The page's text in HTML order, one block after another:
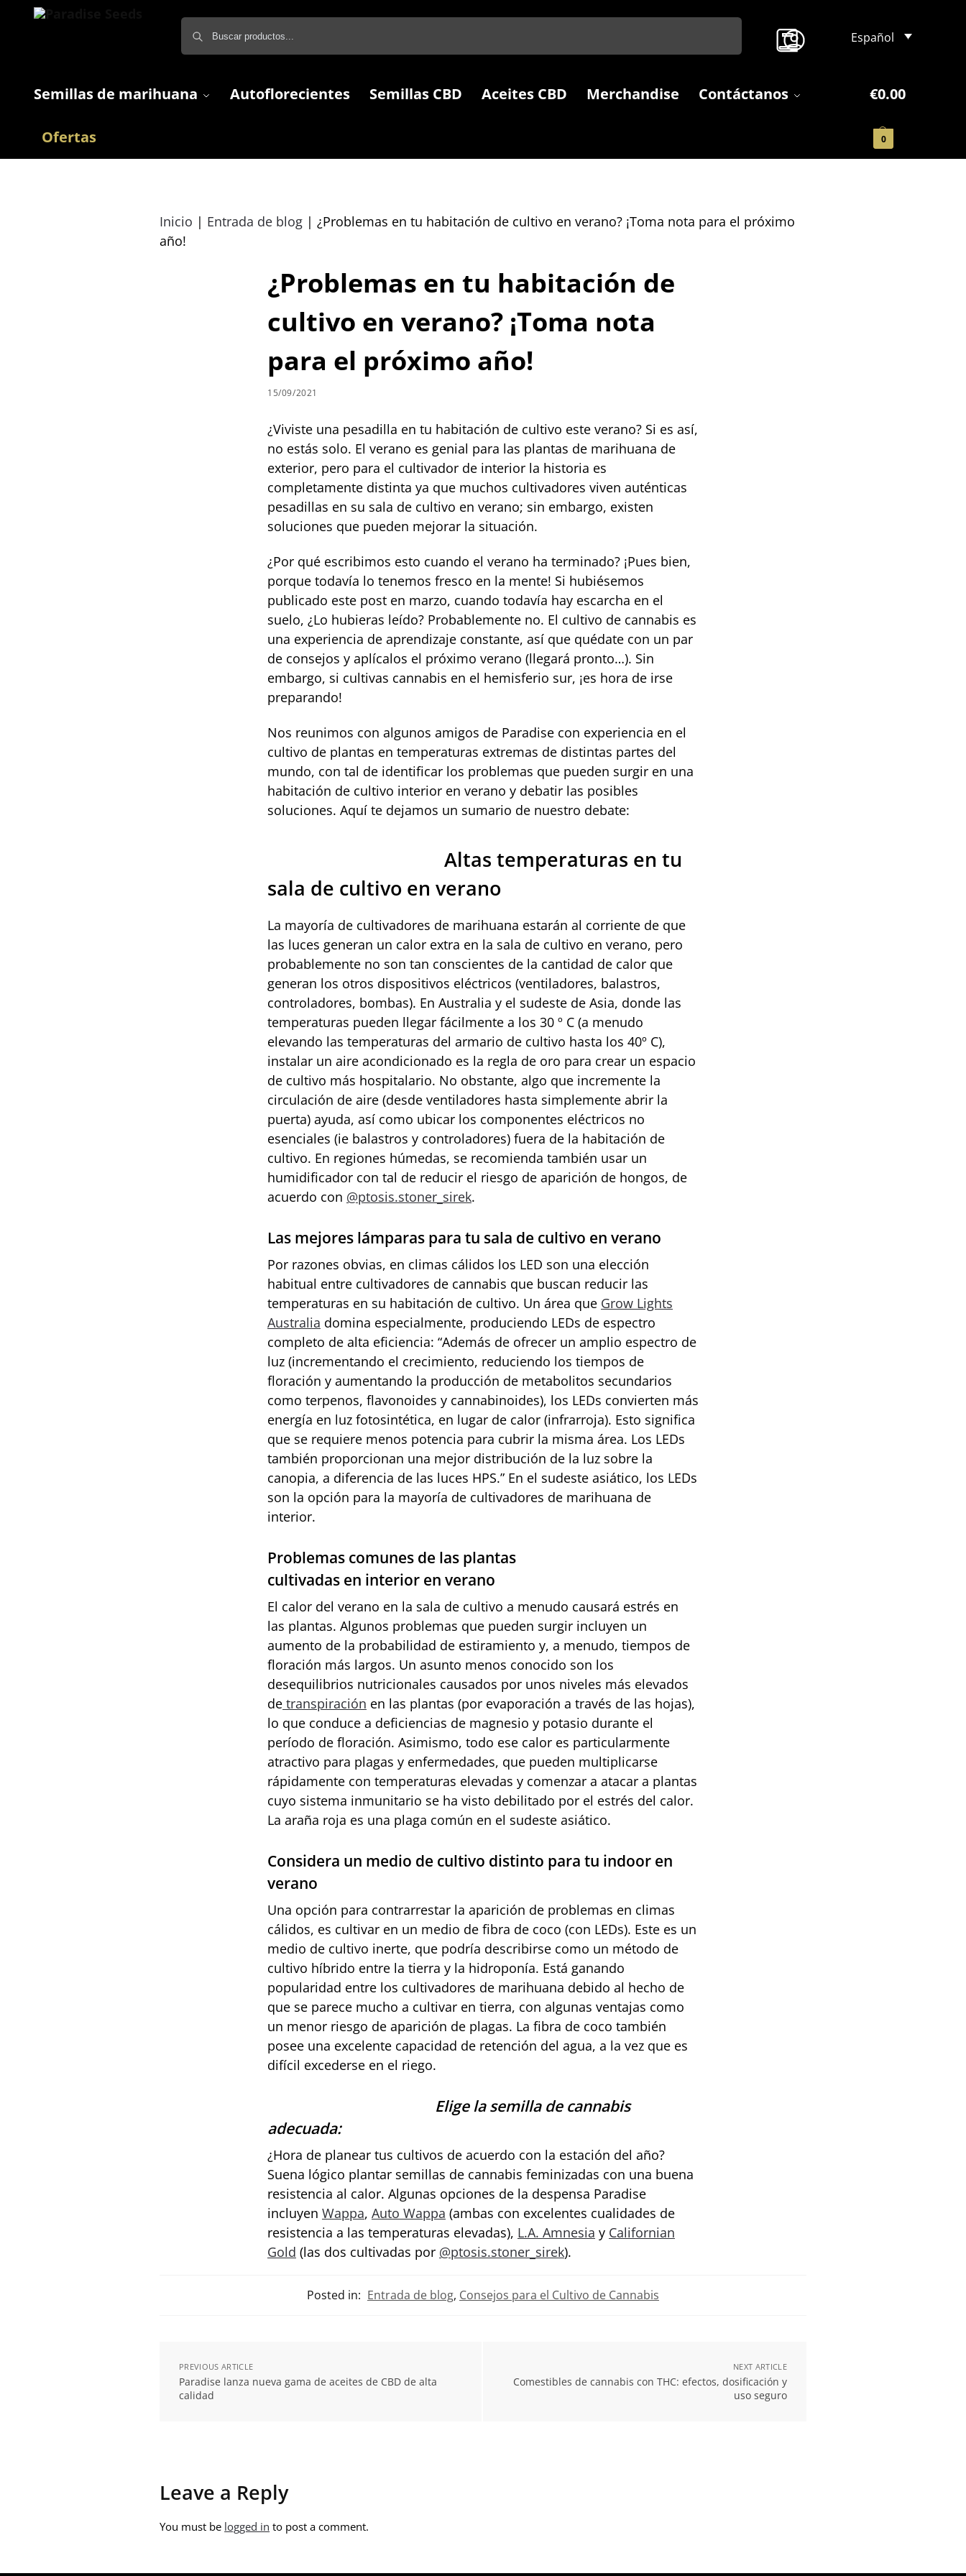
Español
Semillas de marihuana Autoflorecientes Semillas CBD Aceites CBD Merchandise Contáctanos
Ofertas
€0.00
0
Inicio | Entrada de blog |¿Problemas en tu habitación de cultivo en verano? ¡Toma nota para el próximo
año!
¿Problemas en tu habitación de
cultivo en verano? ¡Toma nota
para el próximo año!
15/09/2021
¿Viviste una pesadilla en tu habitación de cultivo este verano? Si es así,
no estás solo. El verano es genial para las plantas de marihuana de
exterior, pero para el cultivador de interior la historia es
completamente distinta ya que muchos cultivadores viven auténticas
pesadillas en su sala de cultivo en verano; sin embargo, existen
soluciones que pueden mejorar la situación.
¿Por qué escribimos esto cuando el verano ha terminado? ¡Pues bien,
porque todavía lo tenemos fresco en la mente! Si hubiésemos
publicado este post en marzo, cuando todavía hay escarcha en el
suelo, ¿Lo hubieras leído? Probablemente no. El cultivo de cannabis es
una experiencia de aprendizaje constante, así que quédate con un par
de consejos y aplícalos el próximo verano (llegará pronto…). Sin
embargo, si cultivas cannabis en el hemisferio sur, ¡es hora de irse
preparando!
Nos reunimos con algunos amigos de Paradise con experiencia en el
cultivo de plantas en temperaturas extremas de distintas partes del
mundo, con tal de identificar los problemas que pueden surgir en una
habitación de cultivo interior en verano y debatir las posibles
soluciones. Aquí te dejamos un sumario de nuestro debate:
Altas temperaturas en tu
sala de cultivo en verano
La mayoría de cultivadores de marihuana estarán al corriente de que
las luces generan un calor extra en la sala de cultivo en verano, pero
probablemente no son tan conscientes de la cantidad de calor que
generan los otros dispositivos eléctricos (ventiladores, balastros,
controladores, bombas). En Australia y el sudeste de Asia, donde las
temperaturas pueden llegar fácilmente a los 30 º C (a menudo
elevando las temperaturas del armario de cultivo hasta los 40º C),
instalar un aire acondicionado es la regla de oro para crear un espacio
de cultivo más hospitalario. No obstante, algo que incremente la
circulación de aire (desde ventiladores hasta simplemente abrir la
puerta) ayuda, así como ubicar los componentes eléctricos no
esenciales (ie balastros y controladores) fuera de la habitación de
cultivo. En regiones húmedas, se recomienda también usar un
humidificador con tal de reducir el riesgo de aparición de hongos, de
acuerdo con @ptosis.stoner_sirek.
Las mejores lámparas para tu sala de cultivo en verano
Por razones obvias, en climas cálidos los LED son una elección
habitual entre cultivadores de cannabis que buscan reducir las
temperaturas en su habitación de cultivo. Un área que Grow Lights
Australia domina especialmente, produciendo LEDs de espectro
completo de alta eficiencia: “Además de ofrecer un amplio espectro de
luz (incrementando el crecimiento, reduciendo los tiempos de
floración y aumentando la producción de metabolitos secundarios
como terpenos, flavonoides y cannabinoides), los LEDs convierten más
energía en luz fotosintética, en lugar de calor (infrarroja). Esto significa
que se requiere menos potencia para cubrir la misma área. Los LEDs
también proporcionan una mejor distribución de la luz sobre la
canopia, a diferencia de las luces HPS.” En el sudeste asiático, los LEDs
son la opción para la mayoría de cultivadores de marihuana de
interior.
Problemas comunes de las plantas
cultivadas en interior en verano
El calor del verano en la sala de cultivo a menudo causará estrés en
las plantas. Algunos problemas que pueden surgir incluyen un
aumento de la probabilidad de estiramiento y, a menudo, tiempos de
floración más largos. Un asunto menos conocido son los
desequilibrios nutricionales causados por unos niveles más elevados
detranspiración en las plantas (por evaporación a través de las hojas),
lo que conduce a deficiencias de magnesio y potasio durante el
período de floración. Asimismo, todo ese calor es particularmente
atractivo para plagas y enfermedades, que pueden multiplicarse
rápidamente con temperaturas elevadas y comenzar a atacar a plantas
cuyo sistema inmunitario se ha visto debilitado por el estrés del calor.
La araña roja es una plaga común en el sudeste asiático.
Considera un medio de cultivo distinto para tu indoor en
verano
Una opción para contrarrestar la aparición de problemas en climas
cálidos, es cultivar en un medio de fibra de coco (con LEDs). Este es un
medio de cultivo inerte, que podría describirse como un método de
cultivo híbrido entre la tierra y la hidroponía. Está ganando
popularidad entre los cultivadores de marihuana debido al hecho de
que se parece mucho a cultivar en tierra, con algunas ventajas como
un menor riesgo de aparición de plagas. La fibra de coco también
posee una excelente capacidad de retención del agua, a la vez que es
difícil excederse en el riego.
Elige la semilla de cannabis
adecuada:
¿Hora de planear tus cultivos de acuerdo con la estación del año?
Suena lógico plantar semillas de cannabis feminizadas con una buena
resistencia al calor. Algunas opciones de la despensa Paradise
incluyen Wappa, Auto Wappa (ambas con excelentes cualidades de
resistencia a las temperaturas elevadas), L.A. Amnesia y Californian
Gold (las dos cultivadas por @ptosis.stoner_sirek).
Posted in: Entrada de blog, Consejos para el Cultivo de Cannabis
PREVIOUS ARTICLE
Paradise lanza nueva gama de aceites de CBD de alta
calidad
NEXT ARTICLE
Comestibles de cannabis con THC: efectos, dosificación y
uso seguro
Leave a Reply
You must be logged in to post a comment.